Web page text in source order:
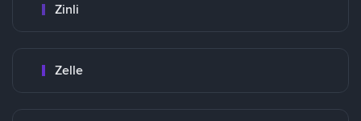
Zinli
Zelle